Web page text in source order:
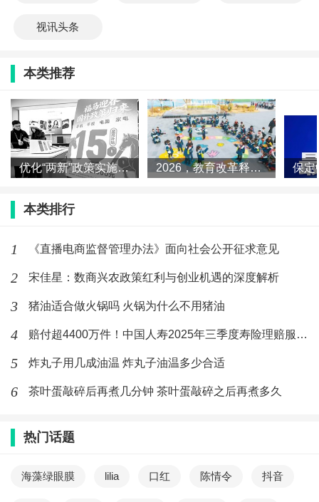
视讯头条
本类推荐
优化“两新”政策实施 夯实扩大内需战略根基 2026，教育改革释放哪些信号？
本类排行
1 《直播电商监督管理办法》面向社会公开征求意见
2 宋佳星：数商兴农政策红利与创业机遇的深度解析
3 猪油适合做火锅吗 火锅为什么不用猪油
4 赔付超4400万件！中国人寿2025年三季度寿险理赔服务报告
5 炸丸子用几成油温 炸丸子油温多少合适
6 茶叶蛋敲碎后再煮几分钟 茶叶蛋敲碎之后再煮多久
热门话题
海藻绿眼膜 lilia 口红 陈情令 抖音